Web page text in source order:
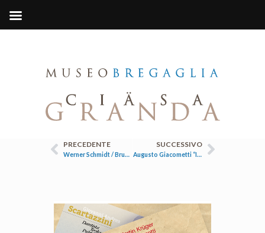
PRECEDENTE
Werner Schmidt / Bruno ritter
SUCCESSIVO
Augusto Giacometti “Il maestro dei colori” e Alberto Giacometti “Paris sans fin”